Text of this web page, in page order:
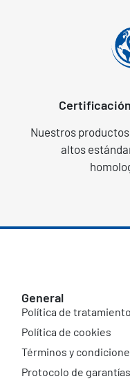
Nuestros
altos
General
Política de
Política de cookies
Términos y
Protocolo de garantías